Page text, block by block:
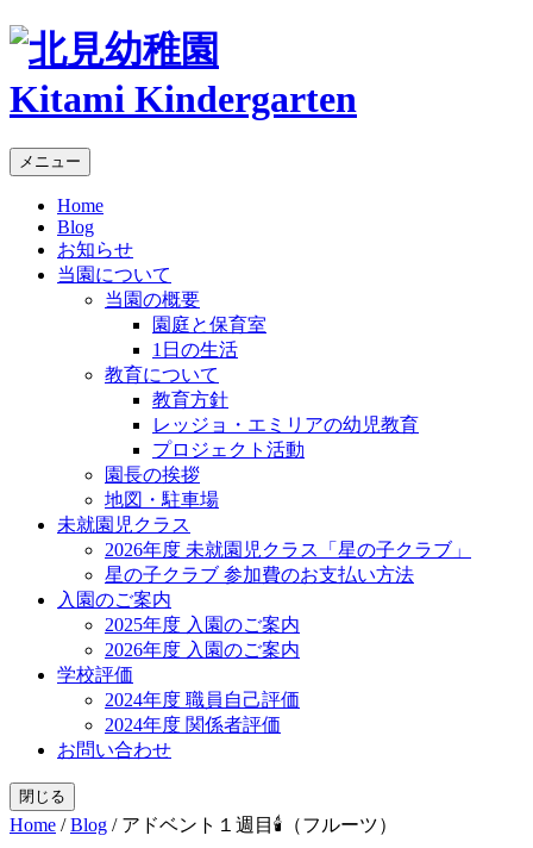
Kitami Kindergarten
メニュー
Home
Blog
お知らせ
当園について
当園の概要
園庭と保育室
1日の生活
教育について
教育方針
レッジョ・エミリアの幼児教育
プロジェクト活動
園長の挨拶
地図・駐車場
未就園児クラス
2026年度 未就園児クラス「星の子クラブ」
星の子クラブ 参加費のお支払い方法
入園のご案内
2025年度 入園のご案内
2026年度 入園のご案内
学校評価
2024年度 職員自己評価
2024年度 関係者評価
お問い合わせ
閉じる
Home /Blog / アドベント１週目🕯（フルーツ）